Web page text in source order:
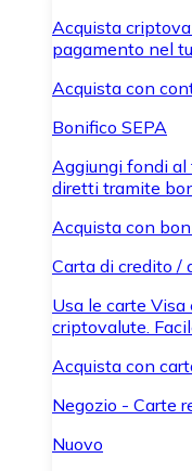
Acquista
pagamento nel
Acquista con
Bonifico SEPA
Aggiungi fondi
diretti tramite
Acquista con
Carta di credito /
Usa le carte Visa
criptovalute.
Acquista con
Negozio - Carte
Nuovo